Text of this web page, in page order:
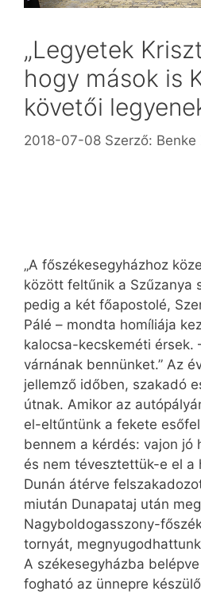
„Legyetek
hogy mások is
követői
2018-07-08 Szerző: Benke
„A főszékesegyházhoz
között feltűnik a Szűzanya
pedig a két főapostolé,
Pálé – mondta homíliája
kalocsa-kecskeméti érsek.
várnának bennünket.” Az
jellemző időben, szakadó
útnak. Amikor az
el-eltűntünk a fekete
bennem a kérdés: vajon jó
és nem tévesztettük-e el a
Dunán átérve
miután Dunapataj után
Nagyboldogasszony-
tornyát,
A székesegyházba
fogható az ünnepre